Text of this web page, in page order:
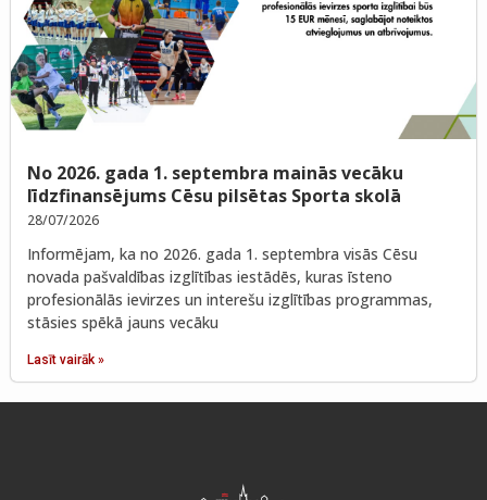
No 2026. gada 1. septembra mainās vecāku
līdzfinansējums Cēsu pilsētas Sporta skolā
28/07/2026
Informējam, ka no 2026. gada 1. septembra visās Cēsu
novada pašvaldības izglītības iestādēs, kuras īsteno
profesionālās ievirzes un interešu izglītības programmas,
stāsies spēkā jauns vecāku
Lasīt vairāk »